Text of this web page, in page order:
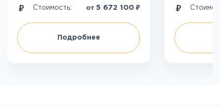
Стоимость: от 5 672 100 ₽
Подробнее